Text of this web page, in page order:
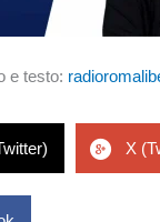
e testo:
X